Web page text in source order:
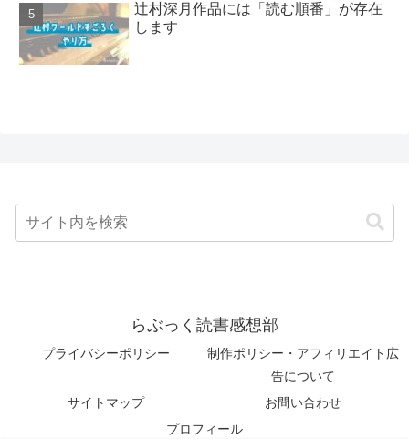
辻村深月作品には「読む順番」が存在
します
らぶっく読書感想部
プライバシーポリシー
制作ポリシー・アフィリエイト広
告について
サイトマップ
お問い合わせ
プロフィール